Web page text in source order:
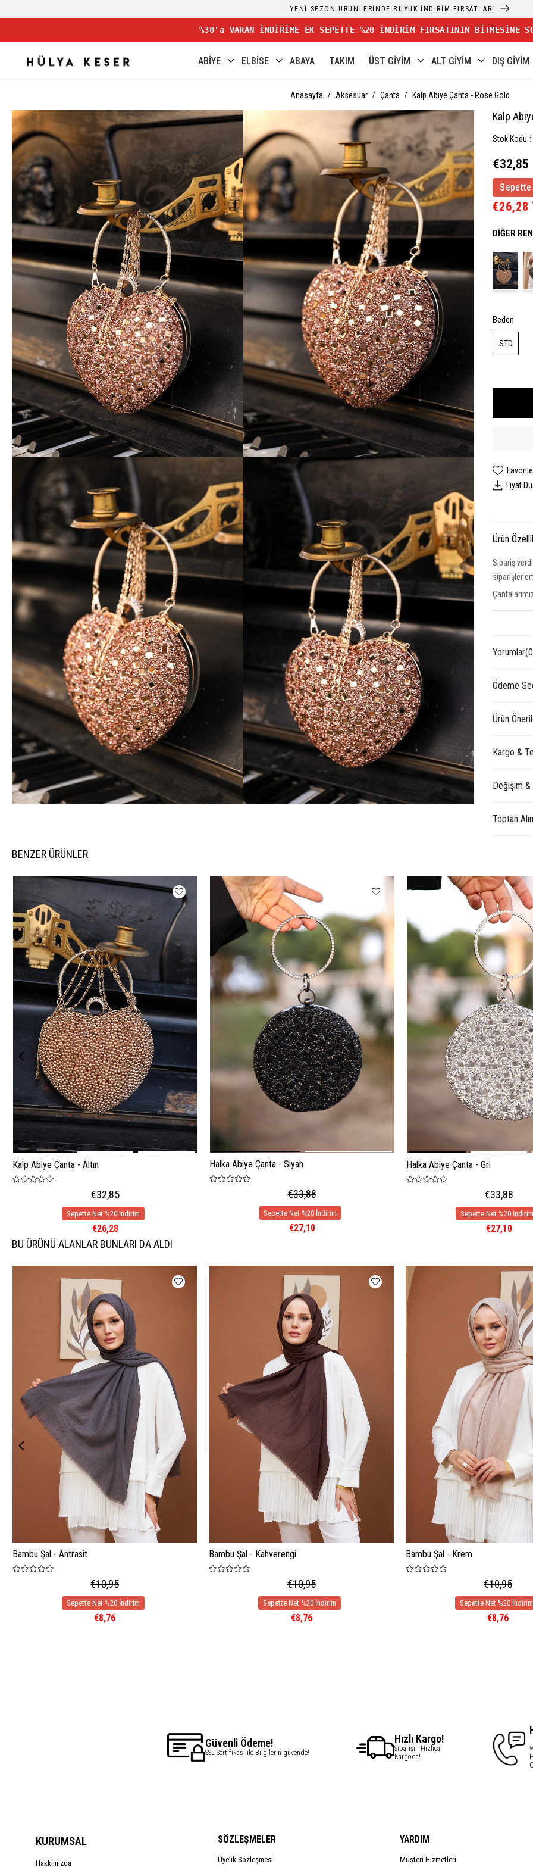
YENİ SEZON ÜRÜNLERİNDE BÜYÜK İNDİRİM FIRSATLARI
%30'a VARAN İNDİRİME EK SEPETTE %20 İNDİRİM FIRSATININ BİTMESİNE
ABİYE ELBİSE ABAYA TAKIM ÜST GİYİM ALT GİYİM DIŞ GİYİM
Anasayfa Aksesuar Çanta Kalp Abiye Çanta - Rose Gold
Kalp
Stok Kodu
€32,85
€26,28
DIĞER
Beden
STD
Fiyat
Ürün
Sipariş
siparişler
Yorumlar
Ödeme
Ürün
Kargo &
Değişim
Toptan
BENZER ÜRÜNLER
Kalp Abiye Çanta - Altın
€32,85
€26,28
Halka Abiye Çanta - Siyah
€33,88
€27,10
Halka Abiye Çanta - Gri
€33,88
€27,10
BU ÜRÜNÜ ALANLAR BUNLARI DA ALDI
Bambu Şal - Antrasit
€10,95
€8,76
Bambu Şal - Kahverengi
€10,95
€8,76
Bambu Şal - Krem
€10,95
€8,76
Güvenli Ödeme!
SSL Sertifikası ile Bilgilerin güvende!
Hızlı Kargo!
Siparişin Hızlıca
Kargoda!
KURUMSAL
Hakkımızda
SÖZLEŞMELER
Üyelik Sözleşmesi
YARDIM
Müşteri Hizmetleri